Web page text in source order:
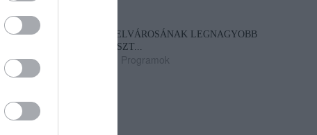
VISSZATÉR EGER BELVÁROSÁNAK LEGNAGYOBB
BORÜNNEPE: AUGUSZT...
2026. augusztus 05 Programok